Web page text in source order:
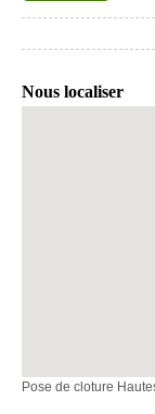
Nous localiser
Pose de cloture